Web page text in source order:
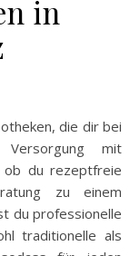
in
Versorgung mit
ob du rezeptfreie
zu einem
du professionelle
traditionelle als